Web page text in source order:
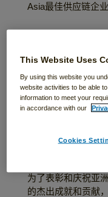
Asia最佳供应链企
最
为了表彰和庆祝亚
的杰出成就和贡献，
This Website Uses
By using this website you
website activities to be able
information to meet your
in accordance with our
Cookies